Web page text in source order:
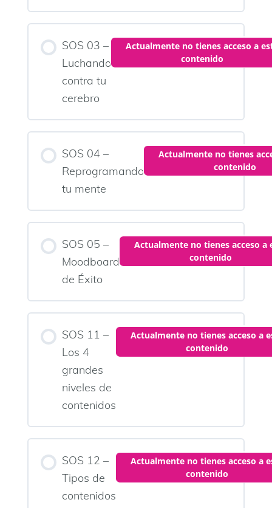
SOS 03 –
Luchando
contra tu
cerebro
Actualmente no tienes acceso a
contenido
SOS 04 –
Reprogramando
tu mente
Actualmente no tienes
contenido
SOS 05 –
Moodboard
de Éxito
Actualmente no tienes acceso a
contenido
SOS 11 –
Los 4
grandes
niveles de
contenidos
Actualmente no tienes acceso a
contenido
SOS 12 –
Tipos de
contenidos
Actualmente no tienes acceso a
contenido